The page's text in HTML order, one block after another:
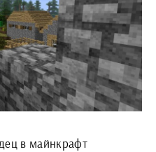
в майнкрафт